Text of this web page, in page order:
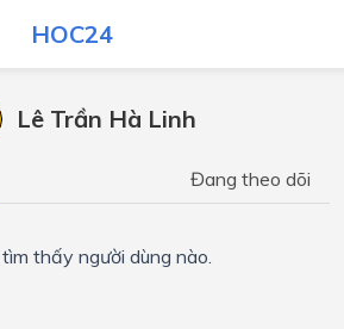
HOC24
Lê Trần Hà Linh
Đang theo dõi
thấy người dùng nào.